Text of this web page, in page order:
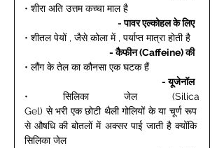
• शीरा अति उत्तम कच्चा माल है
- पावर एल्कोहल के लिए
• शीतल पेयों , जैसे कोला में , पर्याप्त मात्रा होती है
- कैफीन (Caffeine) की
• लौंग के तेल का कौनसा एक घटक हैं
- यूजेनॉल
• सिलिका जेल (Silica
Gel) से भरी एक छोटी थैली गोलियों के या चूर्ण रूप
से औषधि की बोतलों में अक्सर पाई जाती है क्योंकि
सिलिका जेल